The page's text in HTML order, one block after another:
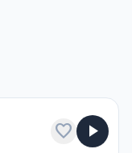
favorite play_arrow